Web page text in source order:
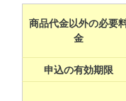
商品代金以外の必要
金
申込の有効期限